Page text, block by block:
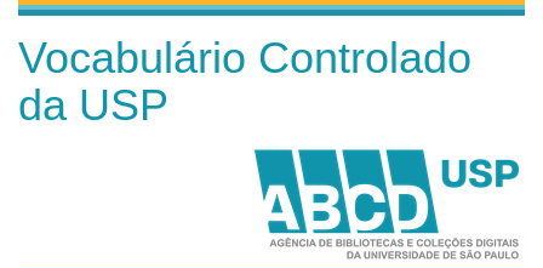
Vocabulário Controlado
da USP